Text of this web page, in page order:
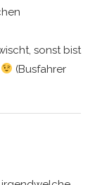
sonst bist
(Busfahrer